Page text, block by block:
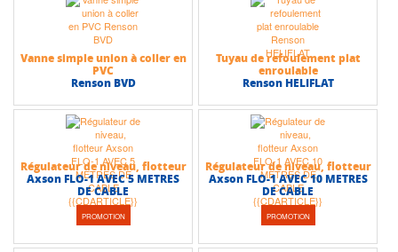
Vanne simple union à coller en
PVC
Renson BVD
Tuyau de refoulement plat
enroulable
Renson HELIFLAT
PROMOTION
Régulateur de niveau, flotteur
Axson FLO-1 AVEC 5 METRES
DE CABLE
PROMOTION
Régulateur de niveau, flotteur
Axson FLO-1 AVEC 10 METRES
DE CABLE